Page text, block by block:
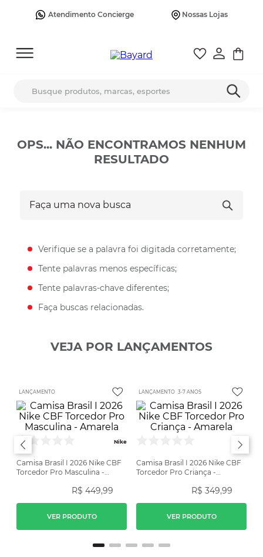
Atendimento Concierge Nossas Lojas
OPS... NÃO ENCONTRAMOS NENHUM
RESULTADO
Verifique se a palavra foi digitada corretamente;
Tente palavras menos específicas;
Tente palavras-chave diferentes;
Faça buscas relacionadas.
VEJA POR LANÇAMENTOS
LANÇAMENTO
Nike
Camisa Brasil I 2026 Nike CBF
Torcedor Pro Masculina -
R$ 449,99
VER PRODUTO
LANÇAMENTO 3-7 ANOS
Nike
Camisa Brasil I 2026 Nike CBF
Torcedor Pro Criança -
R$ 349,99
VER PRODUTO